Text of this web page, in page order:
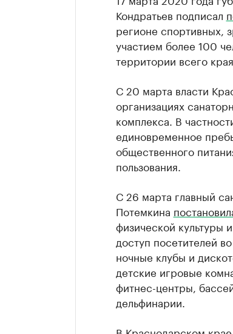
Кондратьев подписал
регионе спортивных,
участием более 100
территории всего
С 20 марта власти
организациях
комплекса. В
единовременное
общественного
пользования.
С 26 марта главный
Потемкина
физической культуры
доступ посетителей
ночные клубы и
детские игровые
фитнес-центры,
дельфинарии.